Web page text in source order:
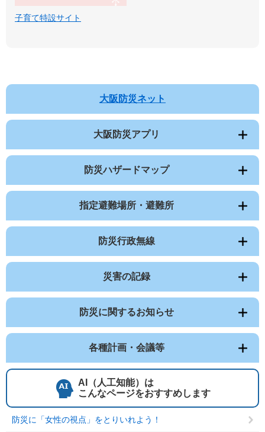
子育て特設サイト
大阪防災ネット
大阪防災アプリ
防災ハザードマップ
指定避難場所・避難所
防災行政無線
災害の記録
防災に関するお知らせ
各種計画・会議等
AI（人工知能）は
こんなページをおすすめします
防災に「女性の視点」をとりいれよう！